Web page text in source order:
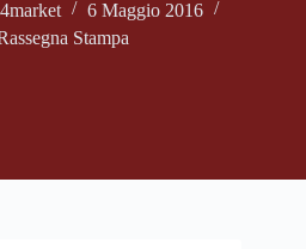
6 Maggio 2016
Stampa